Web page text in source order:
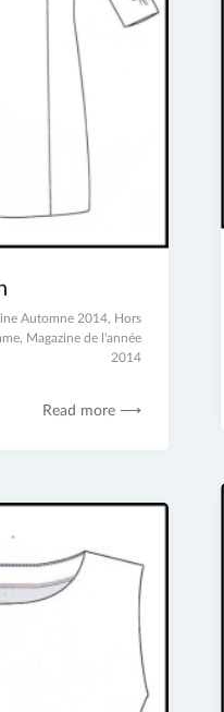
Automne 2014, Hors
, Magazine de l'année
2014
Read more ⟶